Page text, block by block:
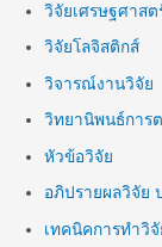
วิจัยเศรษฐศาสต
วิจัยโลจิสติกส์
วิจารณ์งานวิจัย
วิทยานิพนธ์การ
หัวข้อวิจัย
อภิปรายผลวิจัย
เทคนิคการทำวิ